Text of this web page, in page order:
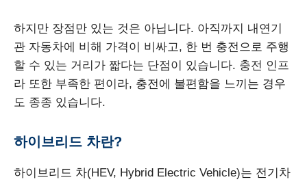
하지만 장점만 있는 것은 아닙니다. 아직까지 내연기
관 자동차에 비해 가격이 비싸고, 한 번 충전으로 주행
할 수 있는 거리가 짧다는 단점이 있습니다. 충전 인프
라 또한 부족한 편이라, 충전에 불편함을 느끼는 경우
도 종종 있습니다.
하이브리드 차란?
하이브리드 차(HEV, Hybrid Electric Vehicle)는 전기차